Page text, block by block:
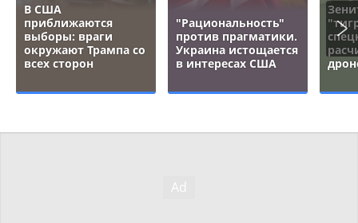
В США
приближаются
выборы: враги
окружают Трампа со
всех сторон
"Рациональность"
против прагматики.
Украина истощается
в интересах США